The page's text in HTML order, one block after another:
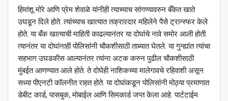
हिमांशू मोरे आणि प्रेम शेवाळे यांनीही त्याच्याच सांगण्यावरुन बँकेत खाते
उघडून दिले होते. त्यांच्याच खात्यात तक्रारदार महिलेने पैसे ट्रान्स्फर केले
होते. या बँक खात्याची माहिती काढल्यानंतर या दोघांचे नावे समोर आली होती.
त्यानंतर या दोघांनाही पोलिसांनी चौकशीसाठी ताब्यात घेतले. या गुन्ह्यांत त्यांचा
सहभाग उघडकीस आल्यानंतर त्यांना अटक करुन पुढील चौकशीसाठी
मुंबईत आणण्यात आले होते. ते दोघेही नाशिकच्या मालेगावचे रहिवाशी असून
सध्या पीएनटी कॉलनीत राहत होते. या दोघांकडून पोलिसांनी मोठ्या प्रमाणात
डेबीट कार्ड, पासबुक, मोबाईल आणि सिमकार्ड जप्त केला आहे. पार्टटाईम